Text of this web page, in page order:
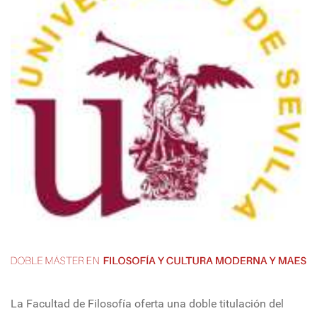
La Facultad de Filosofía oferta una doble titulación del